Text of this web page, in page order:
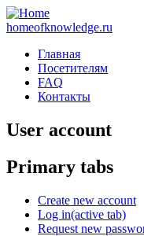
homeofknowledge.ru
Главная
Посетителям
FAQ
Контакты
User account
Primary tabs
Create new account
Log in(active tab)
Request new